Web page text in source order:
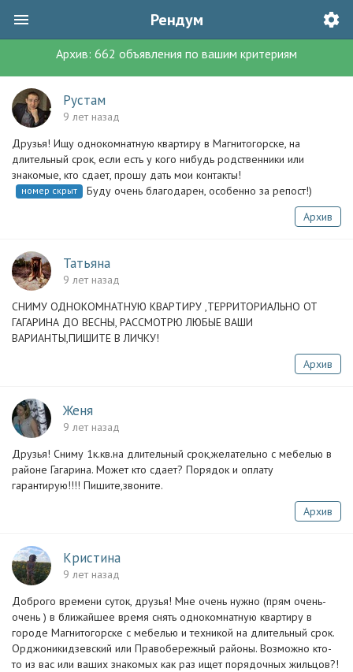
Рендум
Архив: 662 объявления по вашим критериям
Рустам
9 лет назад
Друзья! Ищу однокомнатную квартиру в Магнитогорске, на
длительный срок, если есть у кого нибудь родственники или
знакомые, кто сдает, прошу дать мои контакты!
номер скрыт
Буду очень благодарен, особенно за репост!)
Архив
Татьяна
9 лет назад
СНИМУ ОДНОКОМНАТНУЮ КВАРТИРУ ,ТЕРРИТОРИАЛЬНО ОТ
ГАГАРИНА ДО ВЕСНЫ, РАССМОТРЮ ЛЮБЫЕ ВАШИ
ВАРИАНТЫ,ПИШИТЕ В ЛИЧКУ!
Архив
Женя
9 лет назад
Друзья! Сниму 1к.кв.на длительный срок,желательно с мебелью в
районе Гагарина. Может кто сдает? Порядок и оплату
гарантирую!!!! Пишите,звоните.
Архив
Кристина
9 лет назад
Доброго времени суток, друзья! Мне очень нужно (прям очень-
очень ) в ближайшее время снять однокомнатную квартиру в
городе Магнитогорске с мебелью и техникой на длительный срок.
Орджоникидзевский или Правобережный районы. Возможно кто-
то из вас или ваших знакомых как раз ищет порядочных жильцов?!